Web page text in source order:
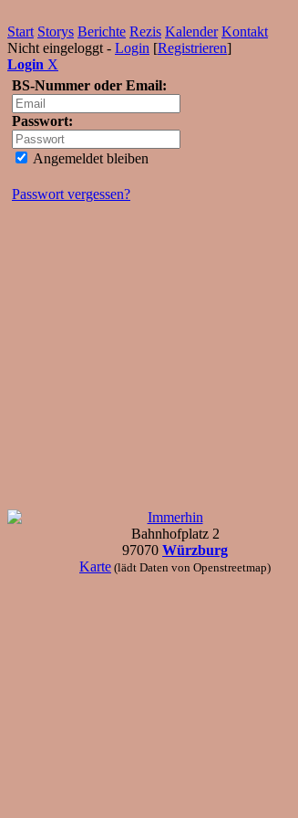
Start Storys Berichte Rezis Kalender Kontakt
Nicht eingeloggt - Login [Registrieren]
Login X
BS-Nummer oder Email:
Passwort:
Angemeldet bleiben
Passwort vergessen?
Immerhin
Bahnhofplatz 2
97070 Würzburg
Karte (lädt Daten von Openstreetmap)